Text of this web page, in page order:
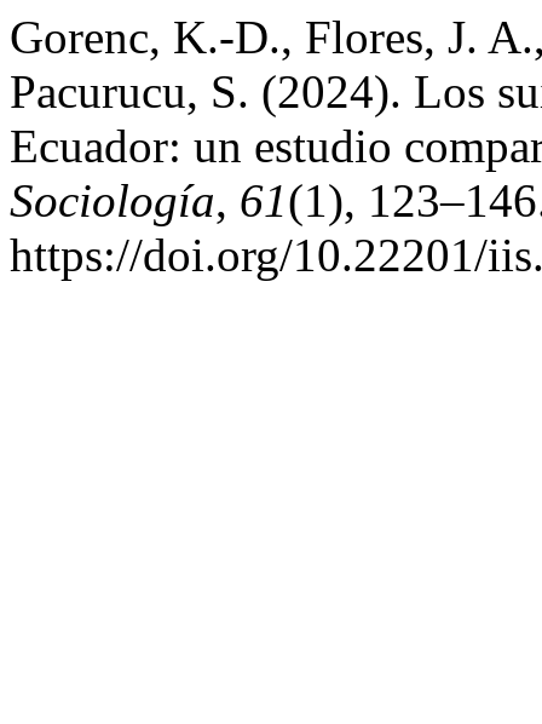
Gorenc, K.-D., Flores, J.
Pacurucu, S. (2024). Los
Ecuador: un estudio
Sociología, 61(1),
https://doi.org/10.22201/